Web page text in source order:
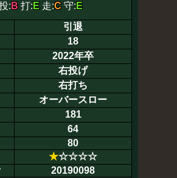
: B 打: E 走:C 守: E
引退
18
2022年卒
右投げ
右打ち
オーバースロー
181
64
80
★☆☆☆☆
20190098